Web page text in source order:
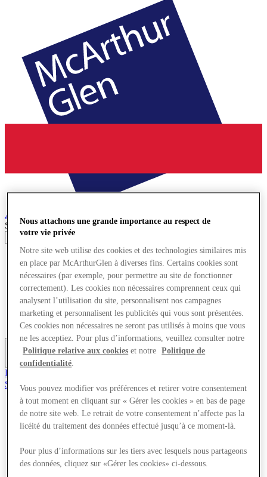
Ashford
Search input
Magasins
Offres
Planifiez votre visite
Quoi de neuf
Mangez et buvez
Cartes cadeaux
Services
Plus
Rejoignez le club
Sauvé
fr
Magasins
Offres
Quoi de neuf
Mangez et buvez
Cartes cadeaux
Nous attachons une grande importance au respect de
votre vie privée
Notre site web utilise des cookies et des technologies similaires mis
en place par McArthurGlen à diverses fins. Certains cookies sont
nécessaires (par exemple, pour permettre au site de fonctionner
correctement). Les cookies non nécessaires comprennent ceux qui
analysent l’utilisation du site, personnalisent nos campagnes
marketing et personnalisent les publicités qui vous sont présentées.
Ces cookies non nécessaires ne seront pas utilisés à moins que vous
ne les acceptiez. Pour plus d’informations, veuillez consulter notre
Politique relative aux cookies et notre
Politique de
confidentialité.
Vous pouvez modifier vos préférences et retirer votre consentement
à tout moment en cliquant sur « Gérer les cookies » en bas de page
de notre site web. Le retrait de votre consentement n’affecte pas la
licéité du traitement des données effectué jusqu’à ce moment-là.
Pour plus d’informations sur les tiers avec lesquels nous partageons
des données, cliquez sur «Gérer les cookies» ci-dessous.